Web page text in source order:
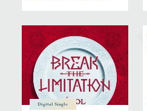
Digital Single